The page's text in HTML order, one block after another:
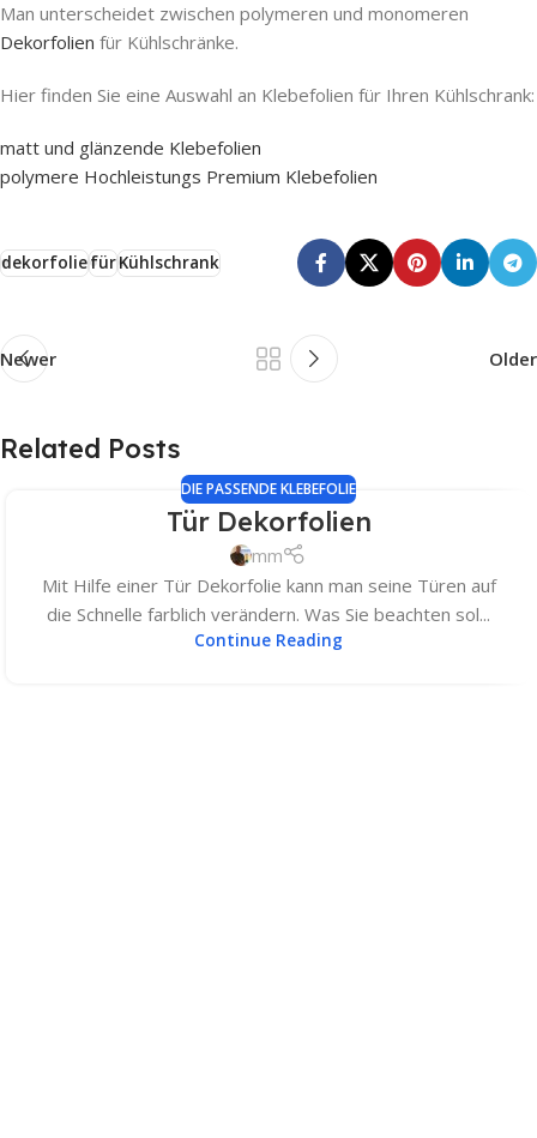
Man unterscheidet zwischen polymeren und monomeren
Dekorfolien für Kühlschränke.
Hier finden Sie eine Auswahl an Klebefolien für Ihren Kühlschrank:
matt und glänzende Klebefolien
polymere Hochleistungs Premium Klebefolien
dekorfoliefürKühlschrank
Newer Older
Related Posts
DIE PASSENDE KLEBEFOLIE
Tür Dekorfolien
mm
Mit Hilfe einer Tür Dekorfolie kann man seine Türen auf
die Schnelle farblich verändern. Was Sie beachten sol...
Continue Reading